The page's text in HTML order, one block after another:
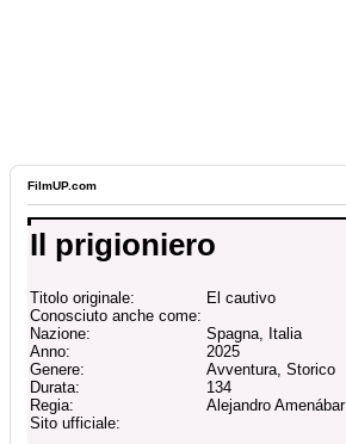
FilmUP.com
Il prigioniero
Titolo originale:
El cautivo
Conosciuto anche come:
Nazione:
Spagna, Italia
Anno:
2025
Genere:
Avventura, Storico
Durata:
134
Regia:
Alejandro Amenábar
Sito ufficiale: